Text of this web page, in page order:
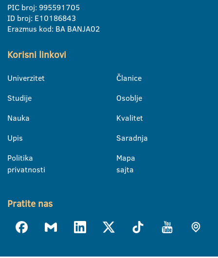
PIC broj: 995591705
ID broj: E10186843
Erazmus kod: BA BANJA02
Korisni linkovi
Univerzitet
Studije
Nauka
Upis
Politika
privatnosti
Članice
Osoblje
Kvalitet
Saradnja
Mapa
sajta
Pratite nas